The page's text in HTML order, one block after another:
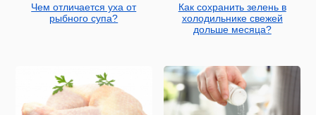
Чем отличается уха от
рыбного супа?
Как сохранить зелень в
холодильнике свежей
дольше месяца?